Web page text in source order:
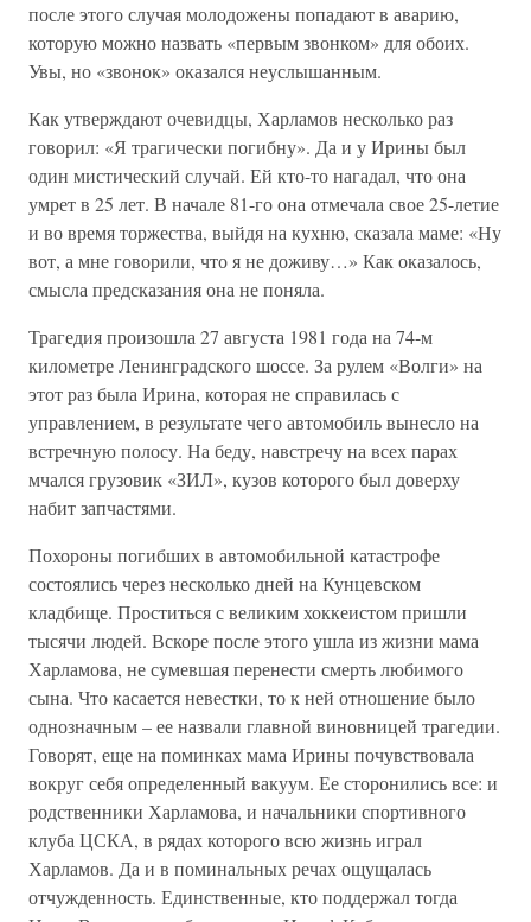
после этого случая молодожены попадают в аварию,
которую можно назвать «первым звонком» для обоих.
Увы, но «звонок» оказался неуслышанным.
Как утверждают очевидцы, Харламов несколько раз
говорил: «Я трагически погибну». Да и у Ирины был
один мистический случай. Ей кто-то нагадал, что она
умрет в 25 лет. В начале 81-го она отмечала свое 25-летие
и во время торжества, выйдя на кухню, сказала маме: «Ну
вот, а мне говорили, что я не доживу…» Как оказалось,
смысла предсказания она не поняла.
Трагедия произошла 27 августа 1981 года на 74-м
километре Ленинградского шоссе. За рулем «Волги» на
этот раз была Ирина, которая не справилась с
управлением, в результате чего автомобиль вынесло на
встречную полосу. На беду, навстречу на всех парах
мчался грузовик «ЗИЛ», кузов которого был доверху
набит запчастями.
Похороны погибших в автомобильной катастрофе
состоялись через несколько дней на Кунцевском
кладбище. Проститься с великим хоккеистом пришли
тысячи людей. Вскоре после этого ушла из жизни мама
Харламова, не сумевшая перенести смерть любимого
сына. Что касается невестки, то к ней отношение было
однозначным – ее назвали главной виновницей трагедии.
Говорят, еще на поминках мама Ирины почувствовала
вокруг себя определенный вакуум. Ее сторонились все: и
родственники Харламова, и начальники спортивного
клуба ЦСКА, в рядах которого всю жизнь играл
Харламов. Да и в поминальных речах ощущалась
отчужденность. Единственные, кто поддержал тогда